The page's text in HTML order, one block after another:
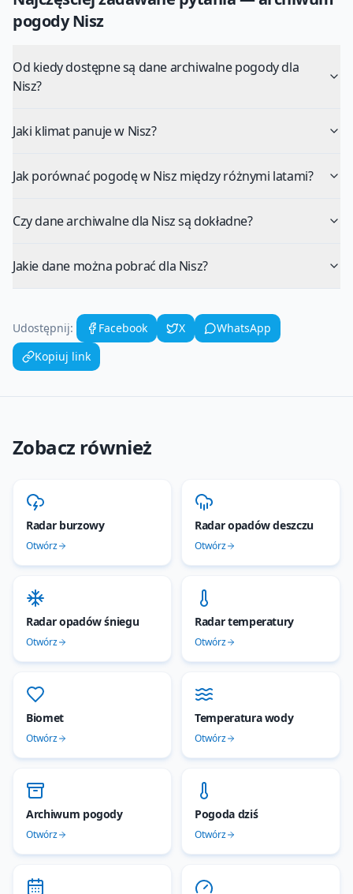
pogodyNisz
Od kiedy dostępne są dane archiwalne pogody dla
Nisz?
Jaki klimat panuje w Nisz?
Jak porównać pogodę w Nisz między różnymi latami?
Czy dane archiwalne dla Nisz są dokładne?
Jakie dane można pobrać dla Nisz?
Udostępnij: Facebook X
WhatsApp
Kopiuj link
Zobacz również
Radar burzowy
Otwórz
Radar opadów deszczu
Otwórz
Radar opadów śniegu
Otwórz
Radar temperatury
Otwórz
Biomet
Otwórz
Temperatura wody
Otwórz
Archiwum pogody
Otwórz
Pogoda dziś
Otwórz